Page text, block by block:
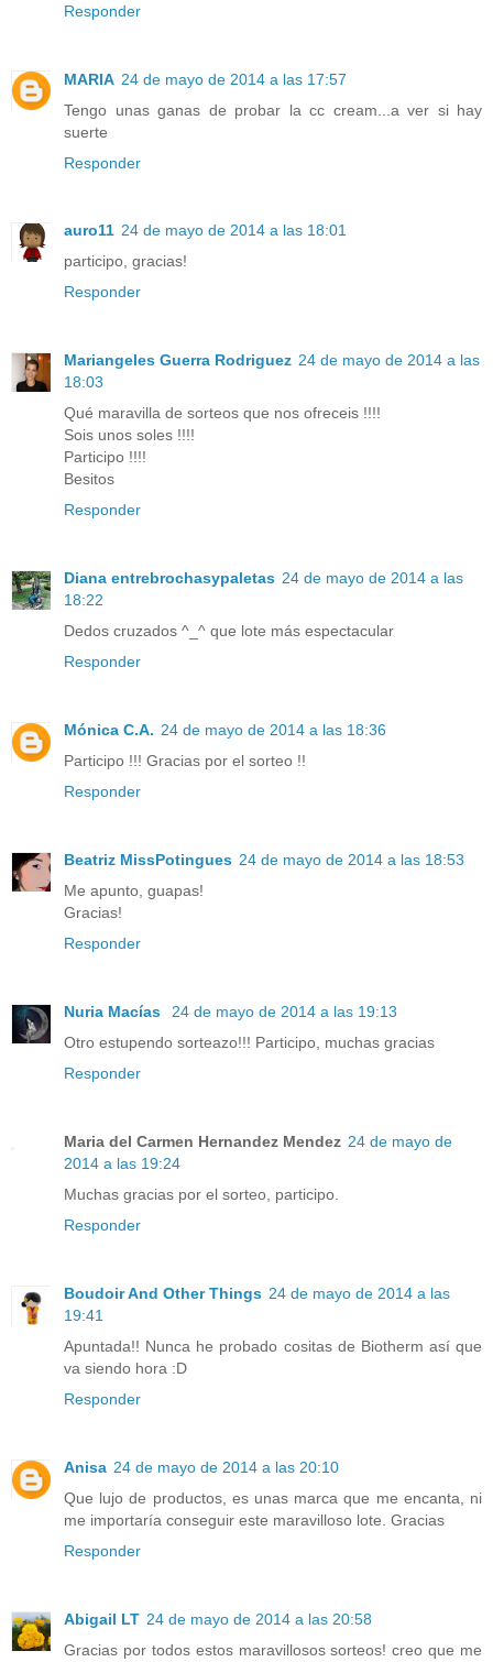
Responder
MARIA 24 de mayo de 2014 a las 17:57
Tengo unas ganas de probar la cc cream...a ver si hay
suerte
Responder
auro11 24 de mayo de 2014 a las 18:01
participo, gracias!
Responder
Mariangeles Guerra Rodriguez 24 de mayo de 2014 a las
18:03
Qué maravilla de sorteos que nos ofreceis !!!!
Sois unos soles !!!!
Participo !!!!
Besitos
Responder
Diana entrebrochasypaletas 24 de mayo de 2014 a las
18:22
Dedos cruzados ^_^ que lote más espectacular
Responder
Mónica C.A. 24 de mayo de 2014 a las 18:36
Participo !!! Gracias por el sorteo !!
Responder
Beatriz MissPotingues 24 de mayo de 2014 a las 18:53
Me apunto, guapas!
Gracias!
Responder
Nuria Macías
24 de mayo de 2014 a las 19:13
Otro estupendo sorteazo!!! Participo, muchas gracias
Responder
Maria del Carmen Hernandez Mendez 24 de mayo de
2014 a las 19:24
Muchas gracias por el sorteo, participo.
Responder
Boudoir And Other Things 24 de mayo de 2014 a las
19:41
Apuntada!! Nunca he probado cositas de Biotherm así que
va siendo hora :D
Responder
Anisa 24 de mayo de 2014 a las 20:10
Que lujo de productos, es unas marca que me encanta, ni
me importaría conseguir este maravilloso lote. Gracias
Responder
Abigail LT 24 de mayo de 2014 a las 20:58
Gracias por todos estos maravillosos sorteos! creo que me